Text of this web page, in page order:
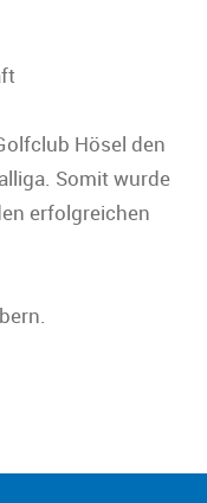
Hösel den
Somit wurde
erfolgreichen